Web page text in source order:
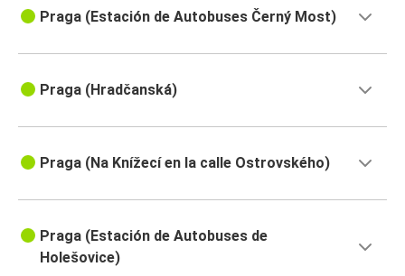
Praga (Estación de Autobuses Černý Most)
Praga (Hradčanská)
Praga (Na Knížecí en la calle Ostrovského)
Praga (Estación de Autobuses de
Holešovice)